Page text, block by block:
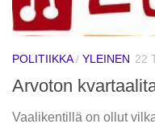
POLITIIKKA/ YLEINEN 22
Arvoton
Vaalikentillä on ollut